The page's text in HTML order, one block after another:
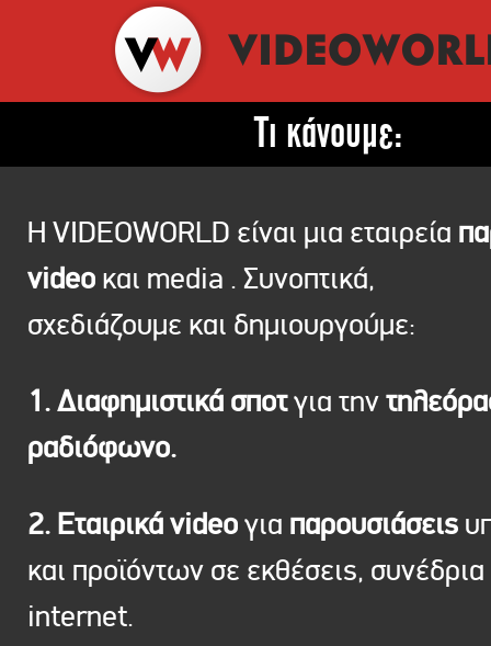
Τι κάνουμε:
Η VIDEOWORLD είναι μια εταιρεία
video και media . Συνοπτικά,
σχεδιάζουμε και δημιουργούμε:
1. Διαφημιστικά σποτγια την
ραδιόφωνο.
2. Εταιρικά videoγια παρουσιάσεις
και προϊόντων σε εκθέσεις, συνέδρια
internet.